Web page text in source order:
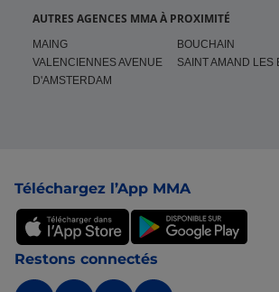
AUTRES AGENCES MMA À PROXIMITÉ
MAING
BOUCHAIN
VALENCIENNES AVENUE
D'AMSTERDAM
SAINT AMAND LES
Téléchargez l’App MMA
Restons connectés